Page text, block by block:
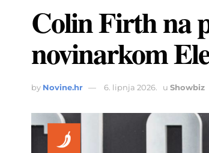
Colin Firth na
novinarkom
by Novine.hr 6. lipnja 2026. u Showbiz